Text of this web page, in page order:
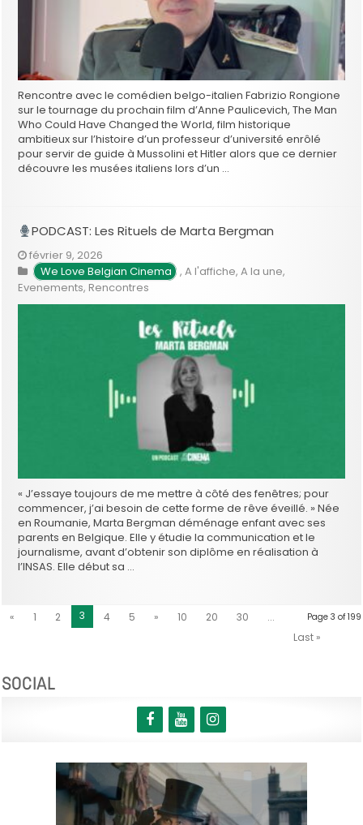
Rencontre avec le comédien belgo-italien Fabrizio Rongione
sur le tournage du prochain film d’Anne Paulicevich, The Man
Who Could Have Changed the World, film historique
ambitieux sur l’histoire d’un professeur d’université enrôlé
pour servir de guide à Mussolini et Hitler alors que ce dernier
découvre les musées italiens lors d’un …
PODCAST: Les Rituels de Marta Bergman
février 9, 2026
We Love Belgian Cinema ,A l'affiche,A la une,
Evenements, Rencontres
« J’essaye toujours de me mettre à côté des fenêtres; pour
commencer, j’ai besoin de cette forme de rêve éveillé. » Née
en Roumanie, Marta Bergman déménage enfant avec ses
parents en Belgique. Elle y étudie la communication et le
journalisme, avant d’obtenir son diplôme en réalisation à
l’INSAS. Elle début sa …
Page 3 of 199
« 1 2 3 4 5 » 10 20 30
...
Last »
SOCIAL